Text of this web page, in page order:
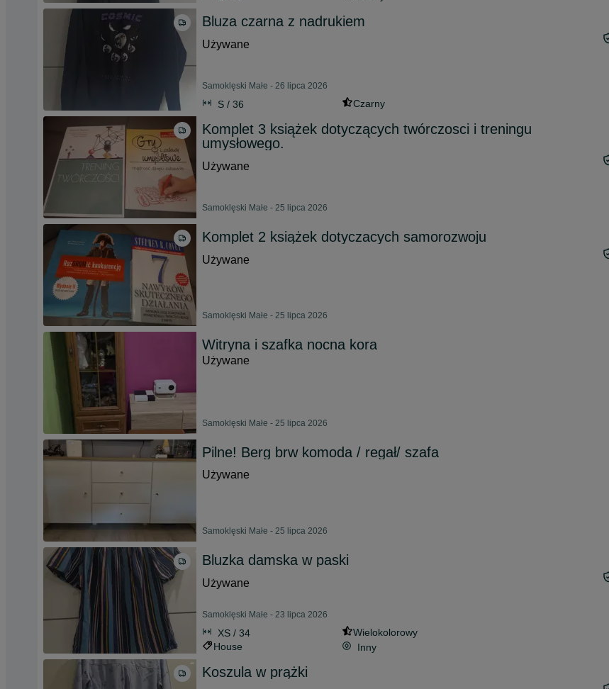
Bluza czarna z nadrukiem
Używane
Samoklęski Małe - 26 lipca 2026
S / 36 Czarny
Komplet 3 książek dotyczących twórczosci i treningu
umysłowego.
Używane
Samoklęski Małe - 25 lipca 2026
Komplet 2 książek dotyczacych samorozwoju
Używane
Samoklęski Małe - 25 lipca 2026
Witryna i szafka nocna kora
Używane
Samoklęski Małe - 25 lipca 2026
Pilne! Berg brw komoda / regał/ szafa
Używane
Samoklęski Małe - 25 lipca 2026
Bluzka damska w paski
Używane
Samoklęski Małe - 23 lipca 2026
XS / 34
Wielokolorowy
House
Inny
Koszula w prążki